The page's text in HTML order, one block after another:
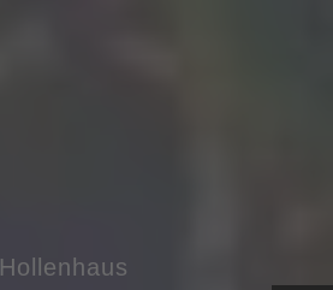
Hollenhaus